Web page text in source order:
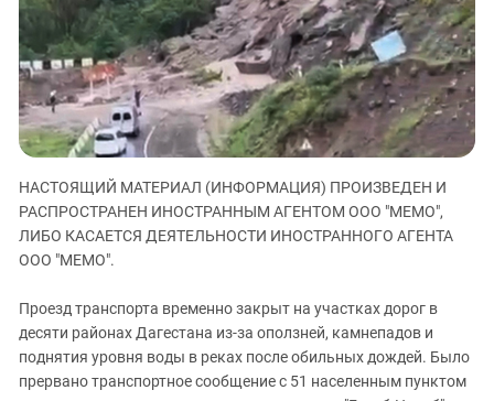
ЗАСТАВЛЯЕТ
КАВКАЗ ЗА ПАЛЕСТИНУ
ИНАКОМЫСЛИЕ В ЧЕЧНЕ
ПРЕСЛЕДОВАНИЕ АКТИВИСТОВ
МОБИЛИЗАЦИЯ И ПРОТЕСТЫ
Дагестан
Ингушетия
Кабардино-Балкария
Калмыкия
Карачаево-Черкесия
Краснодарский край
Российская Федерация
Северная Осетия - Алания
СКФО
Ставропольский край
НАСТОЯЩИЙ МАТЕРИАЛ (ИНФОРМАЦИЯ) ПРОИЗВЕДЕН И
РАСПРОСТРАНЕН ИНОСТРАННЫМ АГЕНТОМ ООО "МЕМО",
ЛИБО КАСАЕТСЯ ДЕЯТЕЛЬНОСТИ ИНОСТРАННОГО АГЕНТА
ООО "МЕМО".
Проезд транспорта временно закрыт на участках дорог в
десяти районах Дагестана из-за оползней, камнепадов и
поднятия уровня воды в реках после обильных дождей. Было
прервано транспортное сообщение с 51 населенным пунктом